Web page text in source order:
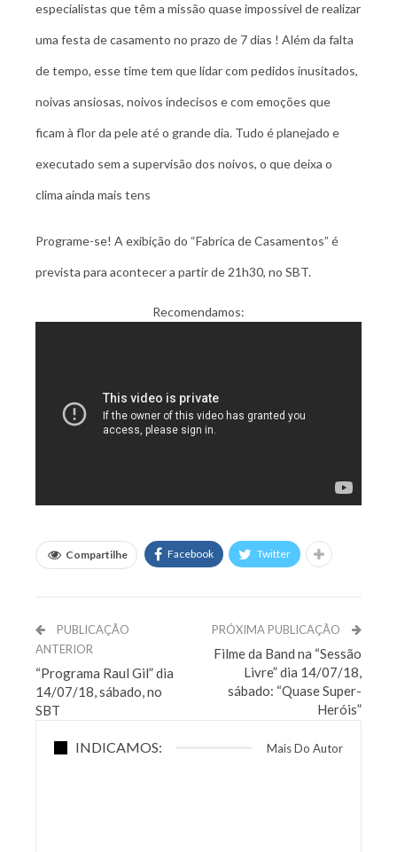
especialistas que têm a missão quase impossível de realizar
uma festa de casamento no prazo de 7 dias ! Além da falta
de tempo, esse time tem que lidar com pedidos inusitados,
noivas ansiosas, noivos indecisos e com emoções que
ficam à flor da pele até o grande dia. Tudo é planejado e
executado sem a supervisão dos noivos, o que deixa o
clima ainda mais tens
Programe-se! A exibição do “Fabrica de Casamentos” é
prevista para acontecer a partir de 21h30, no SBT.
Recomendamos:
Compartilhe Facebook Twitter
PUBLICAÇÃO
ANTERIOR
“Programa Raul Gil” dia
14/07/18, sábado, no
SBT
PRÓXIMA PUBLICAÇÃO
Filme da Band na “Sessão
Livre” dia 14/07/18,
sábado: “Quase Super-
Heróis”
INDICAMOS: Mais Do Autor